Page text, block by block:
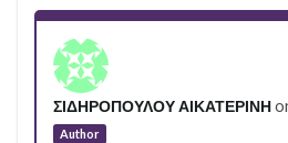
ΣΙΔΗΡΟΠΟΥΛΟΥ ΑΙΚΑΤΕΡΙΝΗ
Author